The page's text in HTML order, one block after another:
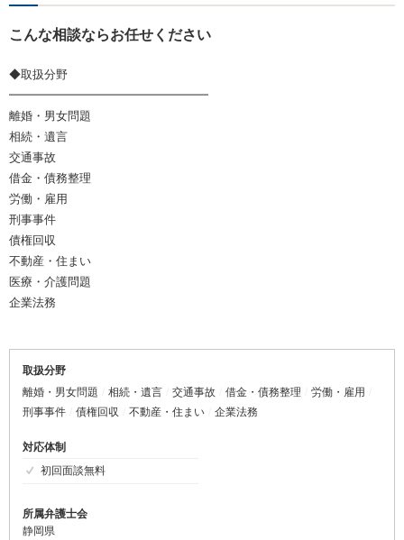
こんな相談ならお任せください
◆取扱分野
━━━━━━━━━━━━━━━━━
離婚・男女問題
相続・遺言
交通事故
借金・債務整理
労働・雇用
刑事事件
債権回収
不動産・住まい
医療・介護問題
企業法務
取扱分野
離婚・男女問題
相続・遺言 交通事故 借金・債務整理
労働・雇用
刑事事件
債権回収 不動産・住まい 企業法務
対応体制
初回面談無料
所属弁護士会
静岡県